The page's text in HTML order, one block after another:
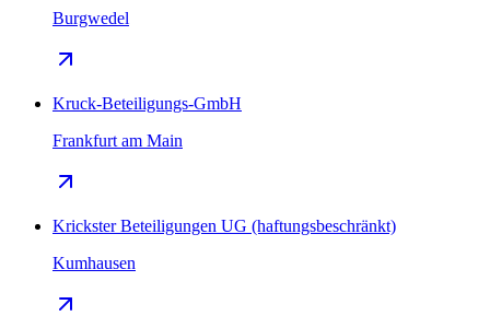
Burgwedel
Kruck-Beteiligungs-GmbH
Frankfurt am Main
Krickster Beteiligungen UG (haftungsbeschränkt)
Kumhausen